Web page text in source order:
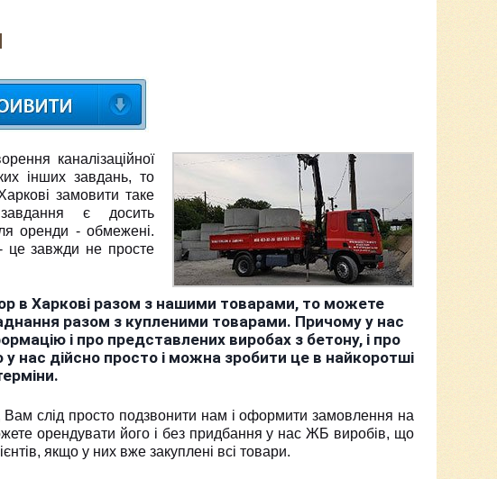
каналізаційної
інших завдань, то
замовити таке
є досить
оренди - обмежені.
це завжди не просте
в Харкові разом з нашими товарами, то можете
разом з купленими товарами. Причому у нас
і про представлених виробах з бетону, і про
нас дійсно просто і можна зробити це в найкоротші
слід просто подзвонити нам і оформити замовлення на
орендувати його і без придбання у нас ЖБ виробів, що
якщо у них вже закуплені всі товари.